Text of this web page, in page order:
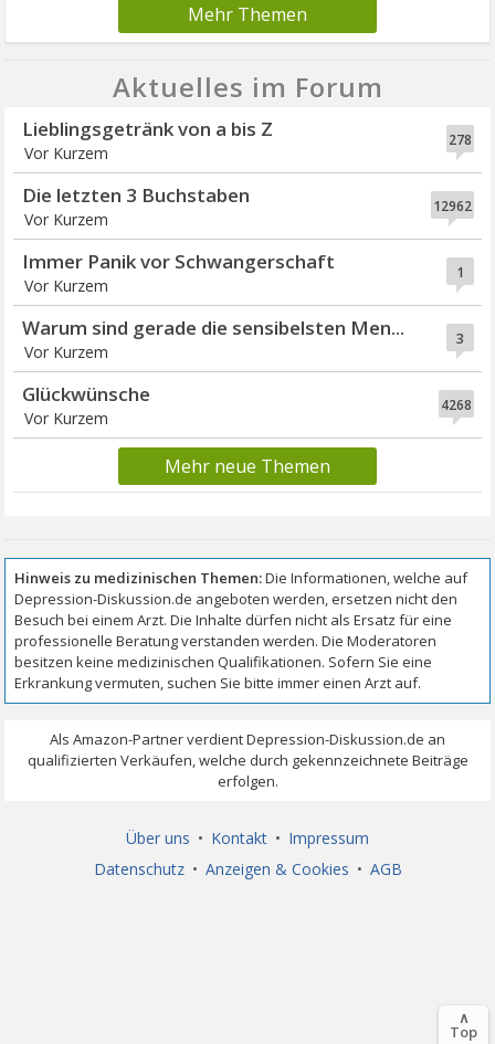
Mehr Themen
Aktuelles im Forum
278
Lieblingsgetränk von a bis Z
Vor Kurzem
12962
Die letzten 3 Buchstaben
Vor Kurzem
1
Immer Panik vor Schwangerschaft
Vor Kurzem
3
Warum sind gerade die sensibelsten Men...
Vor Kurzem
4268
Glückwünsche
Vor Kurzem
Mehr neue Themen
Über uns • Kontakt • Impressum
Datenschutz • Anzeigen & Cookies • AGB
∧
Top